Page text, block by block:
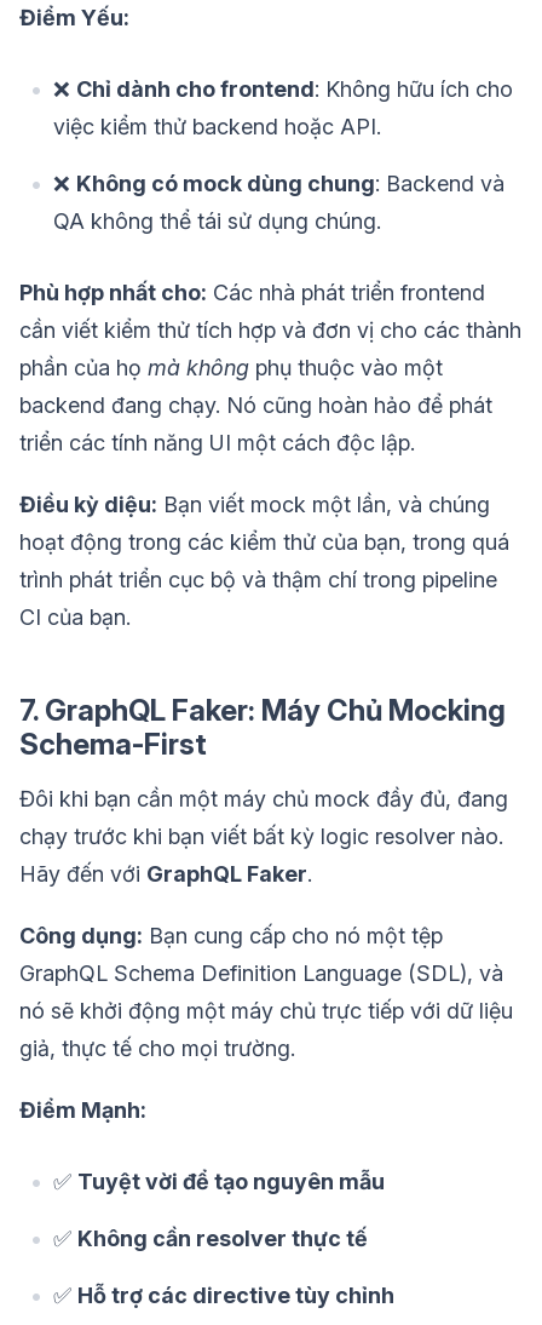
Điểm Yếu:
❌ Chỉ dành cho frontend: Không hữu ích cho
việc kiểm thử backend hoặc API.
❌ Không có mock dùng chung: Backend và
QA không thể tái sử dụng chúng.
Phù hợp nhất cho: Các nhà phát triển frontend
cần viết kiểm thử tích hợp và đơn vị cho các thành
phần của họ mà không phụ thuộc vào một
backend đang chạy. Nó cũng hoàn hảo để phát
triển các tính năng UI một cách độc lập.
Điều kỳ diệu: Bạn viết mock một lần, và chúng
hoạt động trong các kiểm thử của bạn, trong quá
trình phát triển cục bộ và thậm chí trong pipeline
CI của bạn.
7. GraphQL Faker: Máy Chủ Mocking
Schema-First
Đôi khi bạn cần một máy chủ mock đầy đủ, đang
chạy trước khi bạn viết bất kỳ logic resolver nào.
Hãy đến với GraphQL Faker.
Công dụng: Bạn cung cấp cho nó một tệp
GraphQL Schema Definition Language (SDL), và
nó sẽ khởi động một máy chủ trực tiếp với dữ liệu
giả, thực tế cho mọi trường.
Điểm Mạnh:
✅ Tuyệt vời để tạo nguyên mẫu
✅ Không cần resolver thực tế
✅ Hỗ trợ các directive tùy chỉnh